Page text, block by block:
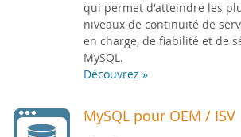
qui permet d'atteindre les
niveaux de continuité de
en charge, de fiabilité et de
MySQL.
Découvrez »
MySQL pour OEM / ISV